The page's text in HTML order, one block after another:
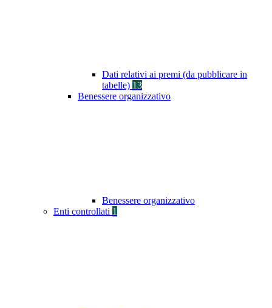
Dati relativi ai premi (da pubblicare in
tabelle) 13
Benessere organizzativo
Benessere organizzativo
Enti controllati 1